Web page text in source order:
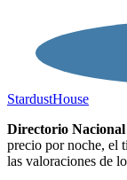
StardustHouse
Directorio Nacional
precio por noche, el
las valoraciones de